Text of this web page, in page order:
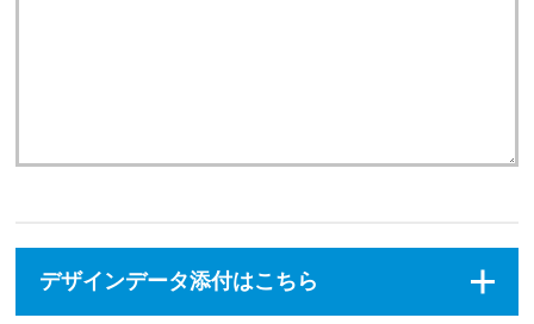
デザインデータ添付はこちら